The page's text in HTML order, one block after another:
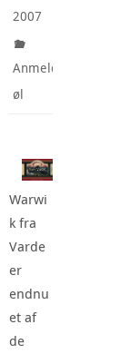
2007
Anmeldte
øl
Warwi
k fra
Varde
er
endnu
et af
de